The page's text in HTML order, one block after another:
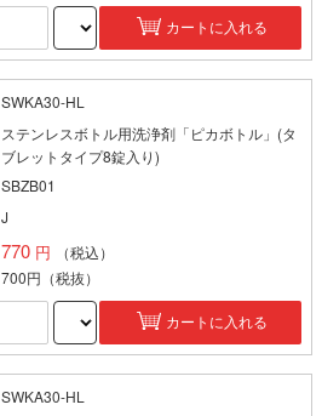
カートに入れる
SWKA30-HL
ステンレスボトル用洗浄剤「ピカボトル」(タ
ブレットタイプ8錠入り)
SBZB01
J
770
（税込）
700円 （税抜）
カートに入れる
SWKA30-HL